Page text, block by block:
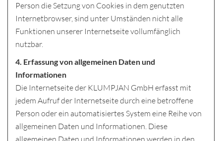
Person die Setzung von Cookies in dem genutzten
Internetbrowser, sind unter Umständen nicht alle
Funktionen unserer Internetseite vollumfänglich
nutzbar.
4. Erfassung von allgemeinen Daten und
Informationen
Die Internetseite der KLUMPJAN GmbH erfasst mit
jedem Aufruf der Internetseite durch eine betroffene
Person oder ein automatisiertes System eine Reihe von
allgemeinen Daten und Informationen. Diese
allgemeinen Daten und Informationen werden in den